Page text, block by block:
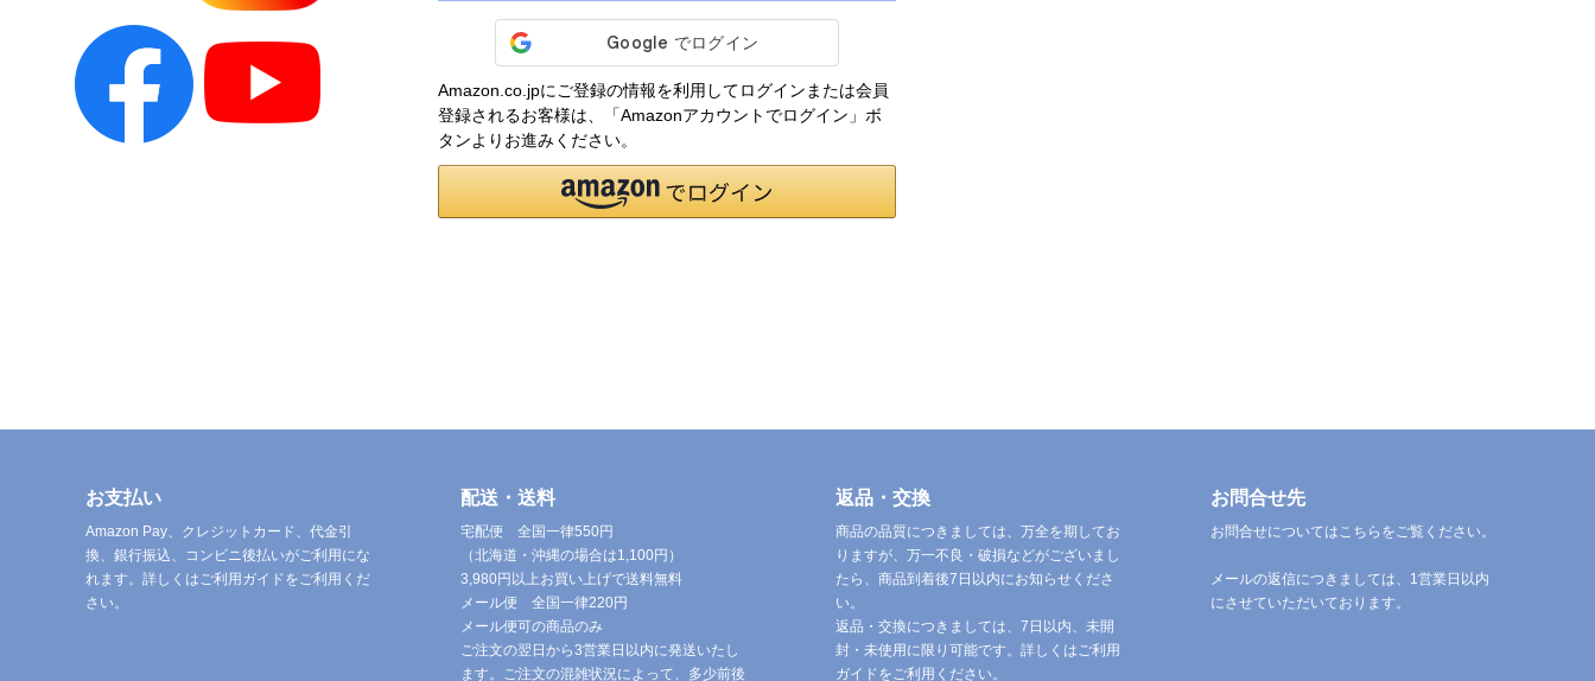
Amazon.co.jpにご登録の情報を利用してログインまたは会員
登録されるお客様は、「Amazonアカウントでログイン」ボ
タンよりお進みください。
お支払い
Amazon Pay、クレジットカード、代金引
換、銀行振込、コンビニ後払いがご利用にな
れます。詳しくはご利用ガイドをご利用くだ
さい。
配送・送料
宅配便 全国一律550円
（北海道・沖縄の場合は1,100円）
3,980円以上お買い上げで送料無料
メール便 全国一律220円
メール便可の商品のみ
ご注文の翌日から3営業日以内に発送いたし
ます。ご注文の混雑状況によって、多少前後
返品・交換
商品の品質につきましては、万全を期してお
りますが、万一不良・破損などがございまし
たら、商品到着後7日以内にお知らせくださ
い。
返品・交換につきましては、7日以内、未開
封・未使用に限り可能です。詳しくはご利用
ガイドをご利用ください。
お問合せ先
お問合せについてはこちらをご覧ください。
メールの返信につきましては、1営業日以内
にさせていただいております。